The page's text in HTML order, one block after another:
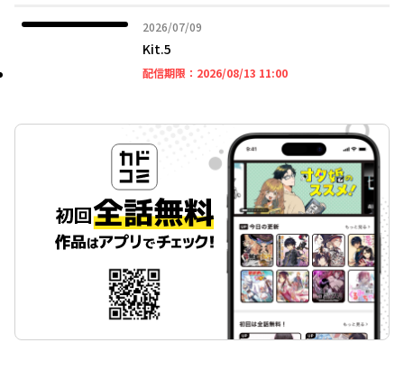
2026/07/09
2026年07月09日
Kit.5
配信期限： 2026/08/13 11:002026年08月13日 11時